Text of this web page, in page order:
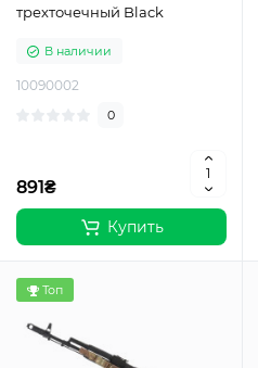
трехточечный Black
В наличии
10090002
0
891₴
Купить
Топ